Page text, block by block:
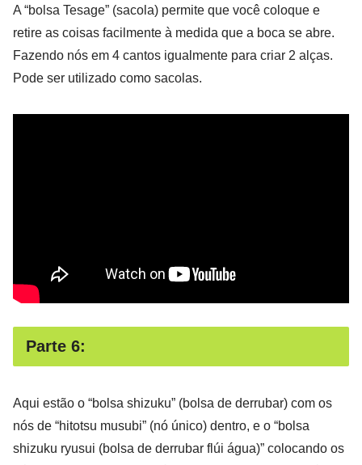
A “bolsa Tesage” (sacola) permite que você coloque e
retire as coisas facilmente à medida que a boca se abre.
Fazendo nós em 4 cantos igualmente para criar 2 alças.
Pode ser utilizado como sacolas.
Parte 6:
Aqui estão o “bolsa shizuku” (bolsa de derrubar) com os
nós de “hitotsu musubi” (nó único) dentro, e o “bolsa
shizuku ryusui (bolsa de derrubar flúi água)” colocando os